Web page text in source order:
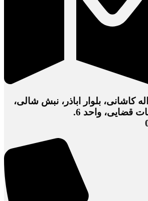
کاشانی، بلوار اباذر، نبش شالی،
ساختمان دفتر خدمات قضایی، واحد 6.